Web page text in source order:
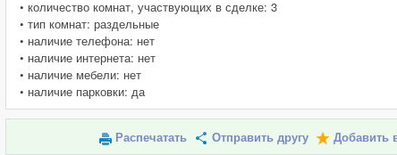
• количество комнат, участвующих в сделке: 3
• тип комнат: раздельные
• наличие телефона: нет
• наличие интернета: нет
• наличие мебели: нет
• наличие парковки: да
Распечатать Отправить другу Добавить